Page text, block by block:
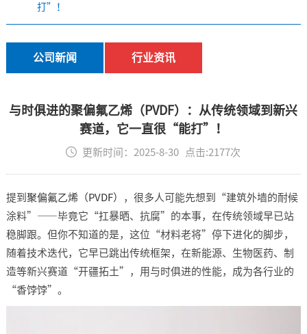
航天航空
建筑领域
医疗器械
电子电气
新闻资讯
行业资讯
公司新闻
打”！​
公司新闻 行业资讯
与时俱进的聚偏氟乙烯（PVDF）：从传统领域到新兴
赛道，它一直很“能打”！​
更新时间：2025-8-30 点击:2177次
提到 聚偏氟乙烯（PVDF）
，很多人可能先想到“建筑外墙的耐候
涂料”——毕竟它“扛暴晒、抗腐”的本事，在传统领域早已站
稳脚跟。但你不知道的是，这位“材料老将”停下进化的脚步，
随着技术迭代，它早已跳出传统框架，在新能源、生物医药、制
造等新兴赛道“开疆拓土”，用与时俱进的性能，成为各行业的
“香饽饽”。​